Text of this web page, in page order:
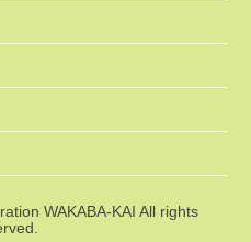
WAKABA-KAI All rights